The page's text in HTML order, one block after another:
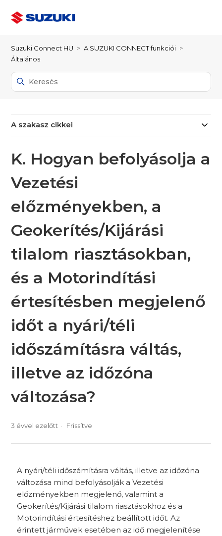
Suzuki Connect HU
A SUZUKI CONNECT funkciói
Általános
A szakasz cikkei
K. Hogyan befolyásolja a
Vezetési
előzményekben, a
Geokerítés/Kijárási
tilalom riasztásokban,
és a Motorindítási
értesítésben megjelenő
időt a nyári/téli
időszámításra váltás,
illetve az időzóna
változása?
3 évvel ezelőtt Frissítve
A nyári/téli időszámításra váltás, illetve az időzóna
változása mind befolyásolják a Vezetési
előzményekben megjelenő, valamint a
Geokerítés/Kijárási tilalom riasztásokhoz és a
Motorindítási értesítéshez beállított időt. Az
érintett járművek esetében az idő megjelenítése